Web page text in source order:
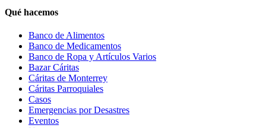
Qué hacemos
Banco de Alimentos
Banco de Medicamentos
Banco de Ropa y Artículos Varios
Bazar Cáritas
Cáritas de Monterrey
Cáritas Parroquiales
Casos
Emergencias por Desastres
Eventos